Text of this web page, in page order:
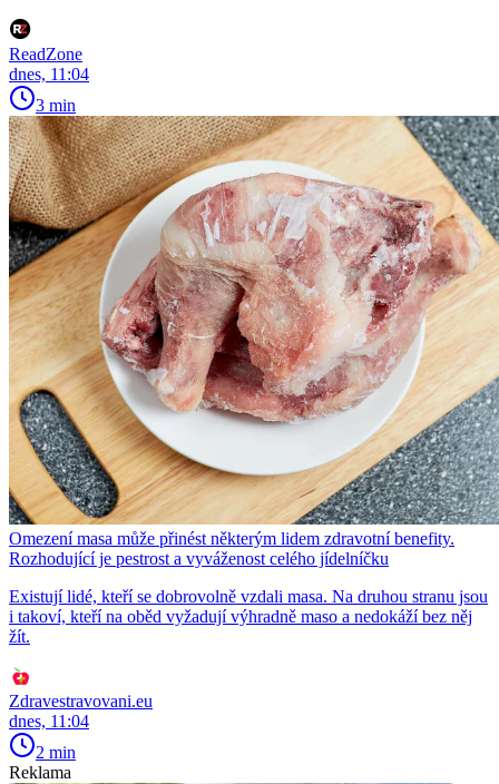
ReadZone
dnes, 11:04
3 min
Omezení masa může přinést některým lidem zdravotní benefity.
Rozhodující je pestrost a vyváženost celého jídelníčku
Existují lidé, kteří se dobrovolně vzdali masa. Na druhou stranu jsou
i takoví, kteří na oběd vyžadují výhradně maso a nedokáží bez něj
žít.
Zdravestravovani.eu
dnes, 11:04
2 min
Reklama